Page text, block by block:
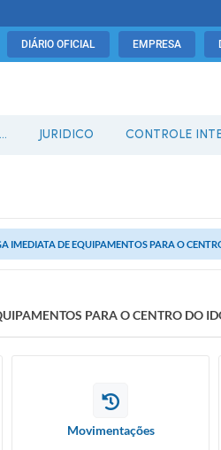
DIÁRIO OFICIAL EMPRESA
JURIDICO CONTROLE
IMEDIATA DE EQUIPAMENTOS PARA O
PARA O CENTRO DO
Movimentações